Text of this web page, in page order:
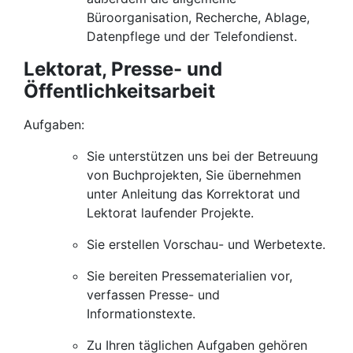
Büroorganisation, Recherche, Ablage,
Datenpflege und der Telefondienst.
Lektorat, Presse- und
Öffentlichkeitsarbeit
Aufgaben:
Sie unterstützen uns bei der Betreuung
von Buchprojekten, Sie übernehmen
unter Anleitung das Korrektorat und
Lektorat laufender Projekte.
Sie erstellen Vorschau- und Werbetexte.
Sie bereiten Pressematerialien vor,
verfassen Presse- und
Informationstexte.
Zu Ihren täglichen Aufgaben gehören